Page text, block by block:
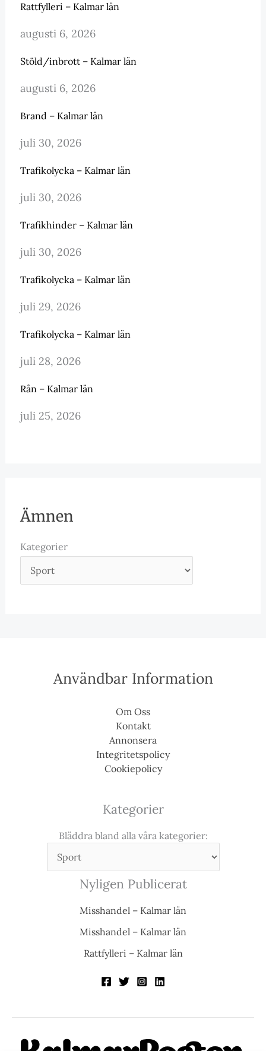
Rattfylleri – Kalmar län
augusti 6, 2026
Stöld/inbrott – Kalmar län
augusti 6, 2026
Brand – Kalmar län
juli 30, 2026
Trafikolycka – Kalmar län
juli 30, 2026
Trafikhinder – Kalmar län
juli 30, 2026
Trafikolycka – Kalmar län
juli 29, 2026
Trafikolycka – Kalmar län
juli 28, 2026
Rån – Kalmar län
juli 25, 2026
Ämnen
Kategorier
Användbar Information
Om Oss
Kontakt
Annonsera
Integritetspolicy
Cookiepolicy
Kategorier
Bläddra bland alla våra kategorier:
Nyligen Publicerat
Misshandel – Kalmar län
Misshandel – Kalmar län
Rattfylleri – Kalmar län